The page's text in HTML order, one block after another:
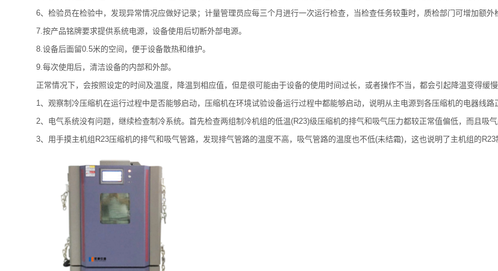
6、检验员在检验中，发现异常情况应做好记录；计量管理员应每三个月进行一次运行检查，当检查任务较重时，质检部门可增加额外
7.按产品铭牌要求提供系统电源，设备使用后切断外部电源。
8.设备后面留0.5米的空间，便于设备散热和维护。
9.每次使用后，清洁设备的内部和外部。
正常情况下，会按照设定的时间及温度，降温到相应值，但是很可能由于设备的使用时间过长，或者操作不当，都会引起降温变得缓慢
1、观察制冷压缩机在运行过程中是否能够启动，压缩机在环境试验设备运行过程中都能够启动，说明从主电源到各压缩机的电器线路
2、电气系统没有问题，继续检查制冷系统。首先检查两组制冷机组的低温(R23)级压缩机的排气和吸气压力都较正常值偏低，而且吸气
3、用手摸主机组R23压缩机的排气和吸气管路，发现排气管路的温度不高，吸气管路的温度也不低(未结霜)，这也说明了主机组的R23